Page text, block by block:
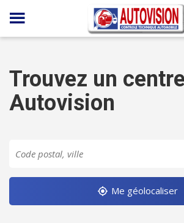
Panneau de gestion des cookies
Trouvez un centre
Autovision
Me géolocaliser